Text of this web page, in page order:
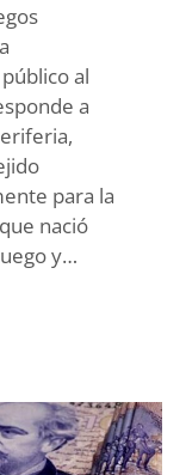
al
a
para la
nació
y…